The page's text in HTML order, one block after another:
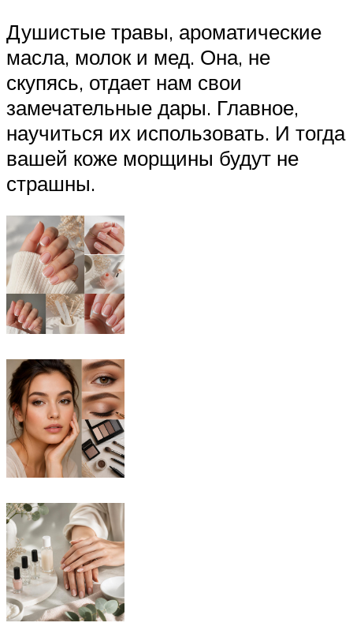
Душистые травы, ароматические
масла, молок и мед. Она, не
скупясь, отдает нам свои
замечательные дары. Главное,
научиться их использовать. И тогда
вашей коже морщины будут не
страшны.